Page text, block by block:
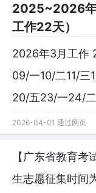
2025~2026年
工作22天）
2026年3月工作
09/一10/二11/三
20/五23/一24/
2026-04-01 通过网页
【广东省教育
生志愿征集时间